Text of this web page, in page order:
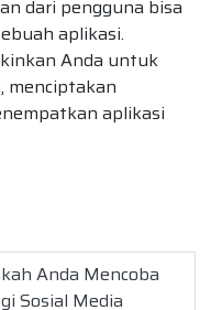
dari pengguna bisa
aplikasi.
Anda untuk
menciptakan
aplikasi
Anda Mencoba
Sosial Media